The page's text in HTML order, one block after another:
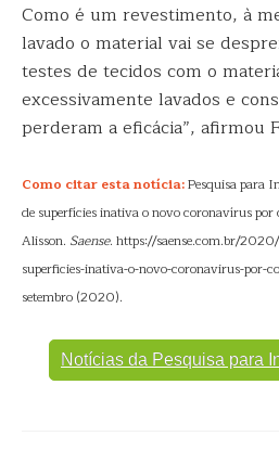
Como é um revestimento, à
lavado o material vai se
testes de tecidos com o
excessivamente lavados e
perderam a eficácia”, afirmou
Como citar esta notícia:Pesquisa para
de superfícies inativa o novo coronavírus por
Alisson. Saense. https://saense.com.br/
superficies-inativa-o-novo-coronavirus-por-
setembro (2020).
Notícias da Pesquisa para